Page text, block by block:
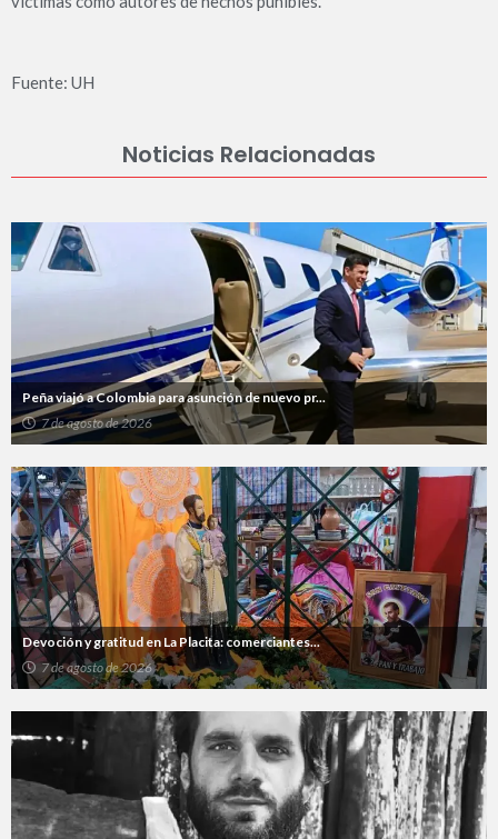
Fuente: UH
Noticias Relacionadas
Peña viajó a Colombia para asunción de nuevo pr...
7 de agosto de 2026
Devoción y gratitud en La Placita: comerciantes...
7 de agosto de 2026